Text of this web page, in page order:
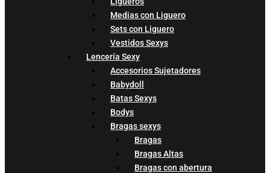
Medias con Liguero
Sets con Liguero
Vestidos Sexys
Lencería Sexy
Accesorios Sujetadores
Babydoll
Batas Sexys
Bodys
Bragas sexys
Bragas
Bragas Altas
Bragas con abertura